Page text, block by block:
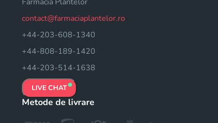
contact@farmaciaplantelor.ro
+44-203-608-1340
+44-808-189-1420
+44-203-514-1638
LIVE CHAT
Metode de livrare